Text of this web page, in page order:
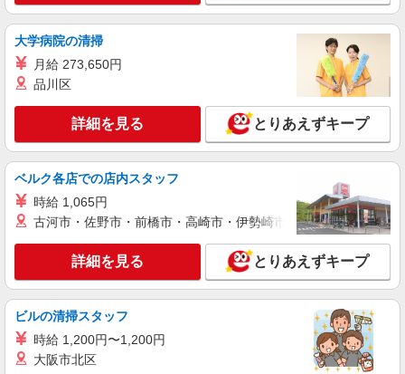
ライフ水元店 東京都葛飾区水元2-11-5
キープ 詳細を見る
ライフ奥戸街道店（店舗コード877）
（早朝）荷受け・商品陳列
時給1,290円
ライフ奥戸街道店 東京都葛飾区奥戸2-14-25
キープ 詳細を見る
ライフ葛飾鎌倉店（店舗コード808）
時給1,435円以上 日祝手当 100円
ライフ葛飾鎌倉店 東京都葛飾区鎌倉1-14-7
大学病院の清掃
月給 273,650円
品川区
詳細を見る とりあえずキープ
ベルク各店での店内スタッフ
時給 1,065円
古河市・佐野市・前橋市・高崎市・伊勢崎市・太田市・館林市
詳細を見る とりあえずキープ
ビルの清掃スタッフ
時給 1,200円〜1,200円
大阪市北区